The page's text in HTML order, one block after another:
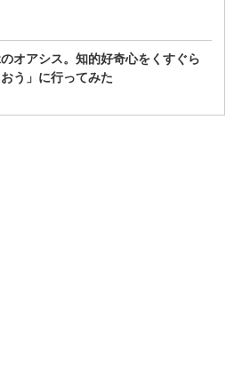
オアシス。知的好奇心をくすぐら
う」に行ってみた